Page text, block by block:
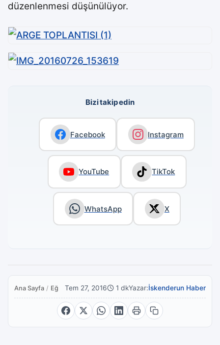
düzenlenmesi düşünülüyor.
Bizi takip edin
Facebook Instagram
YouTube TikTok
WhatsApp X
Ana Sayfa / EğitimTem 27, 2016 1 dkYazar:İskenderun Haber